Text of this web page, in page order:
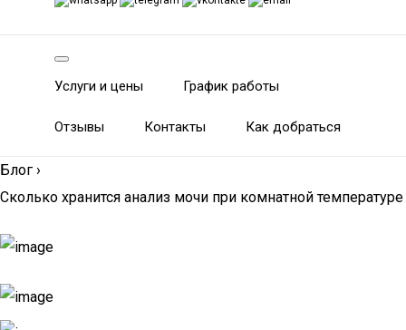
Услуги и цены График работы
Отзывы Контакты Как добраться
Блог ›
Сколько хранится анализ мочи при комнатной температуре